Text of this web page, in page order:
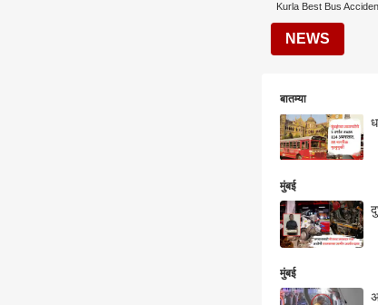
Kurla Best Bus
NEWS
बातम्या
मुंबई
मुंबई